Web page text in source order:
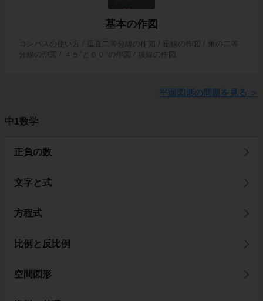
基本の作図
コンパスの使い方 / 垂直二等分線の作図 / 垂線の作図 / 角の二等
分線の作図 / ４５°と６０°の作図 / 接線の作図
平面図形の問題を見る ＞
中1数学
正負の数
文字と式
方程式
比例と反比例
空間図形